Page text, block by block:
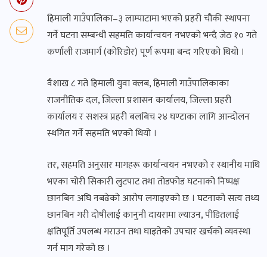
हिमाली गाउँपालिका–३ लाम्पाटामा भएको प्रहरी चौकी स्थापना
गर्ने घटना सम्बन्धी सहमति कार्यान्वयन नभएको भन्दै जेठ १० गते
कर्णाली राजमार्ग (कोरिडोर) पूर्ण रूपमा बन्द गरिएको थियो ।
वैशाख ८ गते हिमाली युवा क्लब, हिमाली गाउँपालिकाका
राजनीतिक दल, जिल्ला प्रशासन कार्यालय, जिल्ला प्रहरी
कार्यालय र सशस्त्र प्रहरी बलबिच २४ घण्टाका लागि आन्दोलन
स्थगित गर्ने सहमति भएको थियो ।
तर, सहमति अनुसार मागहरू कार्यान्वयन नभएको र स्थानीय माथि
भएका चोरी सिकारी लुटपाट तथा तोडफोड घटनाको निष्पक्ष
छानबिन अघि नबढेको आरोप लगाइएको छ । घटनाको सत्य तथ्य
छानबिन गरी दोषीलाई कानुनी दायरामा ल्याउन, पीडितलाई
क्षतिपूर्ति उपलब्ध गराउन तथा घाइतेको उपचार खर्चको व्यवस्था
गर्न माग गरेको छ ।